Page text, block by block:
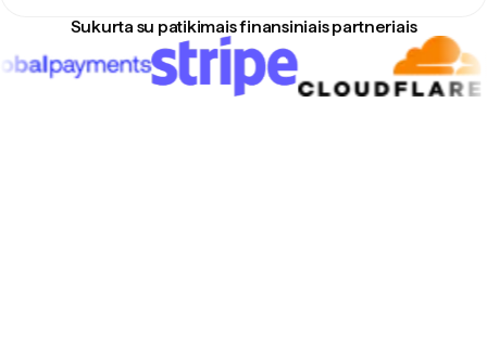
Sukurta su patikimais finansiniais partneriais